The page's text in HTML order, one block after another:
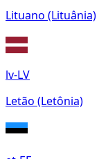
Lituano (Lituânia)
lv-LV
Letão (Letônia)